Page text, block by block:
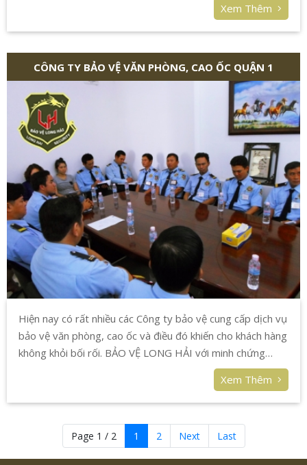
Xem Thêm
CÔNG TY BẢO VỆ VĂN PHÒNG, CAO ỐC QUẬN 1
Hiện nay có rất nhiều các Công ty bảo vệ cung cấp dịch vụ
bảo vệ văn phòng, cao ốc và điều đó khiến cho khách hàng
không khỏi bối rối. BẢO VỆ LONG HẢI với minh chứng
năng lực tự tin sẽ mang lại được sự an tâm cho Quý khách
với việc cam kết chất lượng dịch vụ của mình.
Xem Thêm
Page 1 / 2 1 2 Next Last